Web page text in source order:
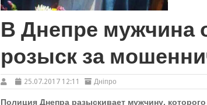
В Днепре мужчина
розыск за
25.07.2017 12:11 Дніпро
Полиция Днепра разыскивает мужчину,